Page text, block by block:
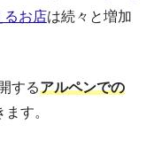
るお店は続々と増加
するアルペンでの
す。